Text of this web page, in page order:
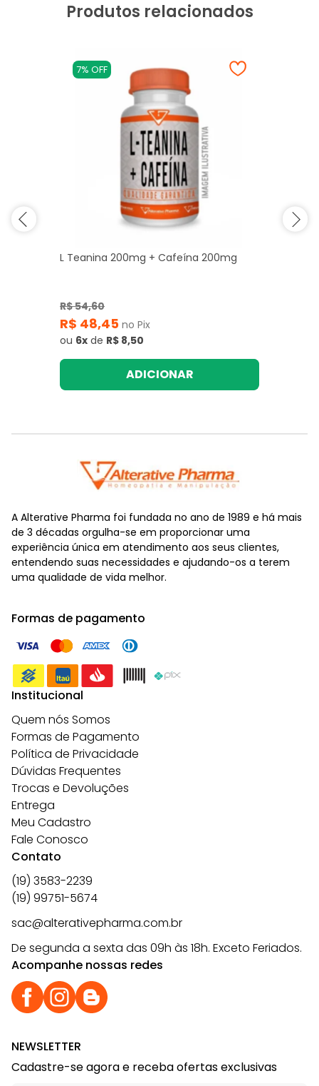
Produtos relacionados
7% OFF
L Teanina 200mg + Cafeína 200mg
R$ 54,60
R$ 48,45 no Pix
ou 6x de R$ 8,50
ADICIONAR
A Alterative Pharma foi fundada no ano de 1989 e há mais
de 3 décadas orgulha-se em proporcionar uma
experiência única em atendimento aos seus clientes,
entendendo suas necessidades e ajudando-os a terem
uma qualidade de vida melhor.
Formas de pagamento
Institucional
Quem nós Somos
Formas de Pagamento
Política de Privacidade
Dúvidas Frequentes
Trocas e Devoluções
Entrega
Meu Cadastro
Fale Conosco
Contato
(19) 3583-2239
(19) 99751-5674
sac@alterativepharma.com.br
De segunda a sexta das 09h às 18h. Exceto Feriados.
Acompanhe nossas redes
NEWSLETTER
Cadastre-se agora e receba ofertas exclusivas